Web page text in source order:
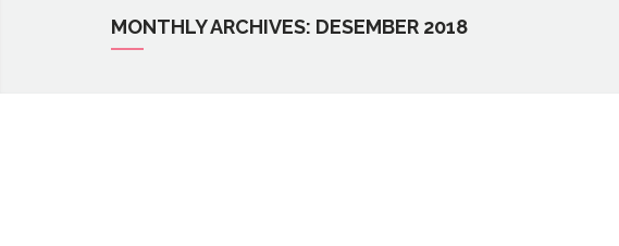
MONTHLY ARCHIVES: DESEMBER 2018